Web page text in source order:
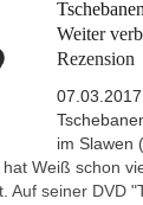
Weiter
Rezension
im Slawen
Weiß schon
Auf seiner DVD